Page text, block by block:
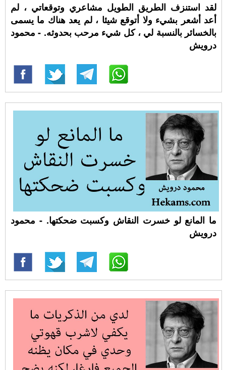
لقد استنزف الطريق الطويل مشاعري وتوقعاتي ، لم
أعد أشعر بشيء ولا أتوقع شيئا ، لم يعد هناك ما يسمى
بالخسائر بالنسبة لي ، كل شيء مرحب بحدوثه. - محمود
درويش
ما المانع لو خسرت النقاش وكسبت ضحكتها. - محمود
درويش